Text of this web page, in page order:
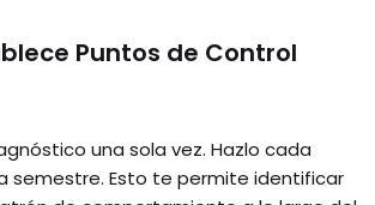
Puntos de Control
una sola vez. Hazlo cada
semestre. Esto te permite identificar